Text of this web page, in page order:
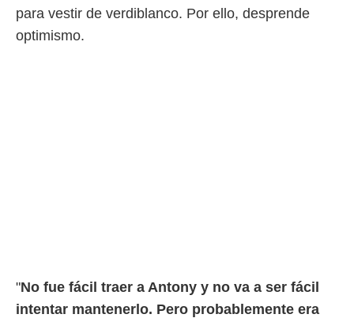
sean
abono
para vestir de verdiblanco. Por ello, desprende
optimismo.
"No fue fácil traer a Antony y no va a ser fácil
intentar mantenerlo. Pero probablemente era